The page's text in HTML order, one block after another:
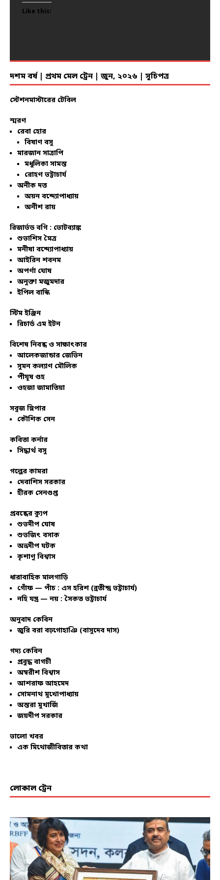
Like this:
Like this:
Like this:
Like this:
Like this:
Like this:
Like this:
Like this:
Like this:
Like this:
Like this:
Like this:
Like this:
Like this:
Like this:
Like this:
Like this:
Like this:
Like this:
Like this:
দশম বর্ষ | প্রথম মেল ট্রেন | জুন, ২০২৬ | সূচিপত্র
স্টেশনমাস্টারের টেবিল
স্মরণ
রেবা হোর
বিষাণ বসু
মারজান সাত্রাপি
মধুলিকা সামন্ত
রোহণ ভট্টাচার্য
অনীক দত্ত
অয়ন বন্দ্যোপাধ্যায়
অনীশ রায়
রিজার্ভড বগি : ভোটব্যাঙ্ক
শুভাশিস মৈত্র
মনীষা বন্দ্যোপাধ্যায়
আইরিন শবনম
অপর্ণা ঘোষ
অনুক্তা মজুমদার
ইপিল বাস্কি
স্টিম ইঞ্জিন
রিচার্ড এম ইটন
বিশেষ নিবন্ধ ও সাক্ষাৎকার
আলেকজান্ডার জেভিন
সুমন কল্যাণ মৌলিক
পীযূষ গুহ
ওহজা জামাতিয়া
সবুজ স্লিপার
কৌশিক সেন
কবিতা কর্নার
সিদ্ধার্থ বসু
গল্পের কামরা
দেবাশিস সরকার
হীরক সেনগুপ্ত
প্রবন্ধের ক্যুপ
শুভদীপ ঘোষ
শুভজিৎ বসাক
অভ্রদীপ ঘটক
কৃশাণু বিশ্বাস
ধারাবাহিক মালগাড়ি
গোঁফ — পাঁচ : এস হরিশ (ব্রতীন্দ্র ভট্টাচার্য)
নহি যন্ত্র — নয় : সৈকত ভট্টাচার্য
অনুবাদ কেবিন
জুরি বরা বঢ়গোহাঞি (বাসুদেব দাস)
গদ্য কেবিন
প্রবুদ্ধ বাগচী
অম্বরীশ বিশ্বাস
আশরাফ আহমেদ
সোমনাথ মুখোপাধ্যায়
অন্তরা মুখার্জি
জয়দীপ সরকার
ভালো খবর
এক মিথোজীবিতার কথা
লোকাল ট্রেন